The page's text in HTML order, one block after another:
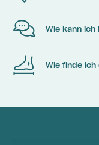
Wie kann ich
Wie finde ich